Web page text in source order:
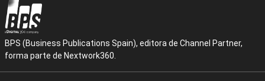
BPS (Business Publications Spain), editora de Channel Partner,
forma parte de Nextwork360.